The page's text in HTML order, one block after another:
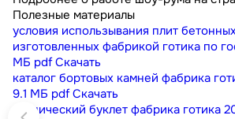
Полезные материалы
условия использывания плит
изготовленных фабрикой готика по
МБ pdf Скачать
каталог бортовых камней фабрика
9.1 МБ pdf Скачать
технический буклет фабрика готика